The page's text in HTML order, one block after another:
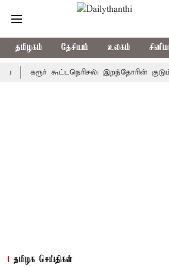
தமிழகம் தேசியம் உலகம்
கரூர் கூட்டநெரிசல்: இறந்தோரின்
தமிழக செய்திகள்